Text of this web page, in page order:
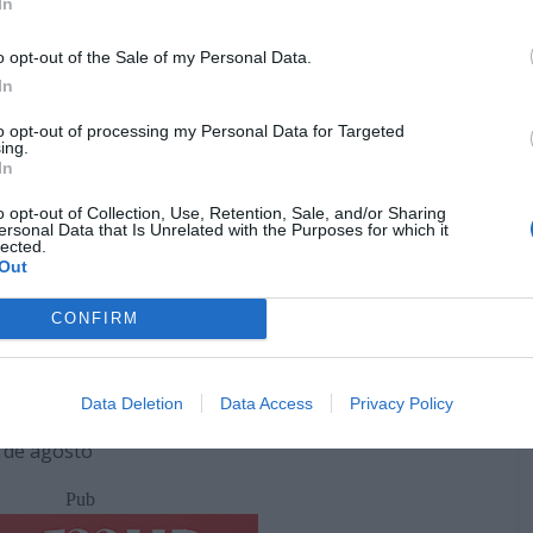
opt-out of the Sale of my Personal Data.
opt-out of processing my Personal Data for Targeted
opt-out of Collection, Use, Retention, Sale, and/or Sharing
Data that Is Unrelated with the Purposes for which it
CONFIRM
Data Deletion Data Access Privacy Policy
de agosto
de agosto
Pub